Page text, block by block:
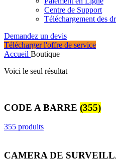
Centre de Support
Téléchargement des
Demandez un devis
Télécharger l'offre de service
Accueil Boutique
Voici le seul résultat
CODE A BARRE (355)
355 produits
CAMERA DE